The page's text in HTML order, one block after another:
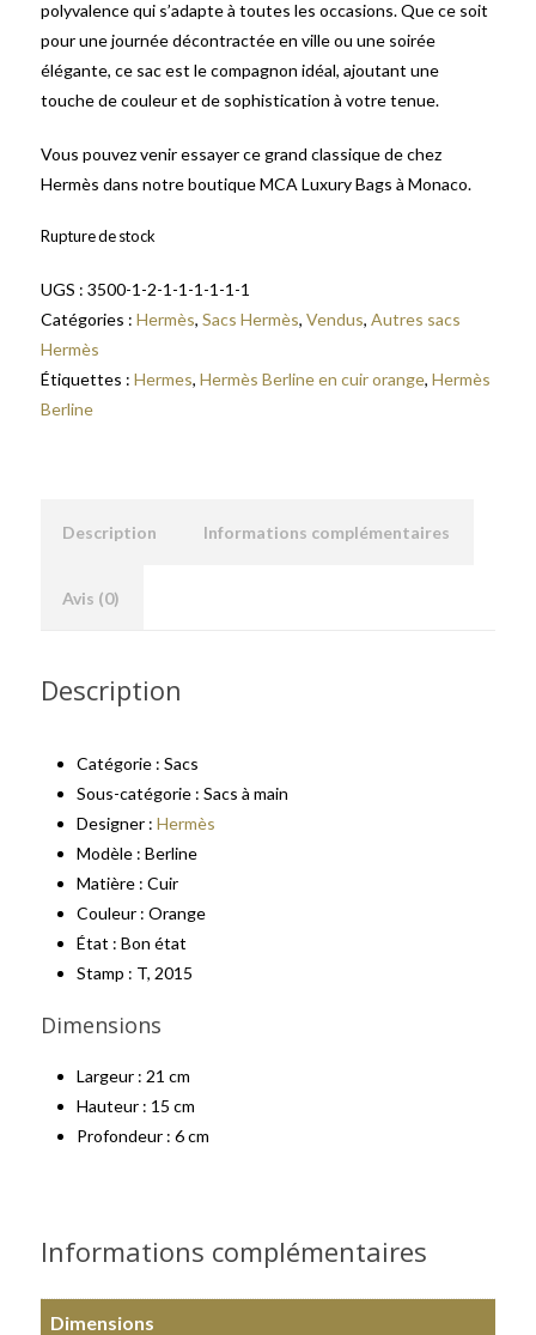
polyvalence qui s’adapte à toutes les occasions. Que ce soit
pour une journée décontractée en ville ou une soirée
élégante, ce sac est le compagnon idéal, ajoutant une
touche de couleur et de sophistication à votre tenue.
Vous pouvez venir essayer ce grand classique de chez
Hermès dans notre boutique MCA Luxury Bags à Monaco.
Rupture de stock
UGS : 3500-1-2-1-1-1-1-1-1
Catégories : Hermès, Sacs Hermès, Vendus, Autres sacs
Hermès
Étiquettes : Hermes, Hermès Berline en cuir orange, Hermès
Berline
Description Informations complémentaires
Avis (0)
Description
Catégorie : Sacs
Sous-catégorie : Sacs à main
Designer : Hermès
Modèle : Berline
Matière : Cuir
Couleur : Orange
État : Bon état
Stamp : T, 2015
Dimensions
Largeur : 21 cm
Hauteur : 15 cm
Profondeur : 6 cm
Informations complémentaires
Dimensions